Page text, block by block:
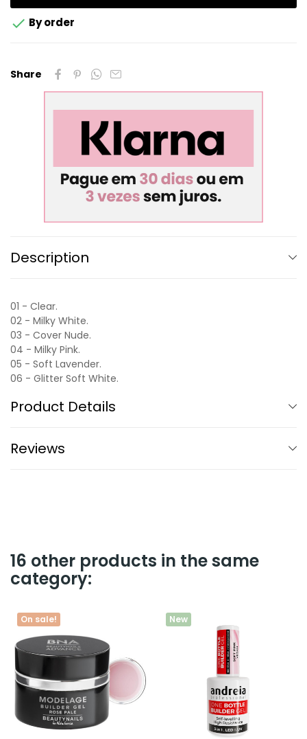
 By order
Share
Description
01 - Clear.
02 - Milky White.
03 - Cover Nude.
04 - Milky Pink.
05 - Soft Lavender.
06 - Glitter Soft White.
Product Details
Reviews
16 other products in the same
category:
On sale! New